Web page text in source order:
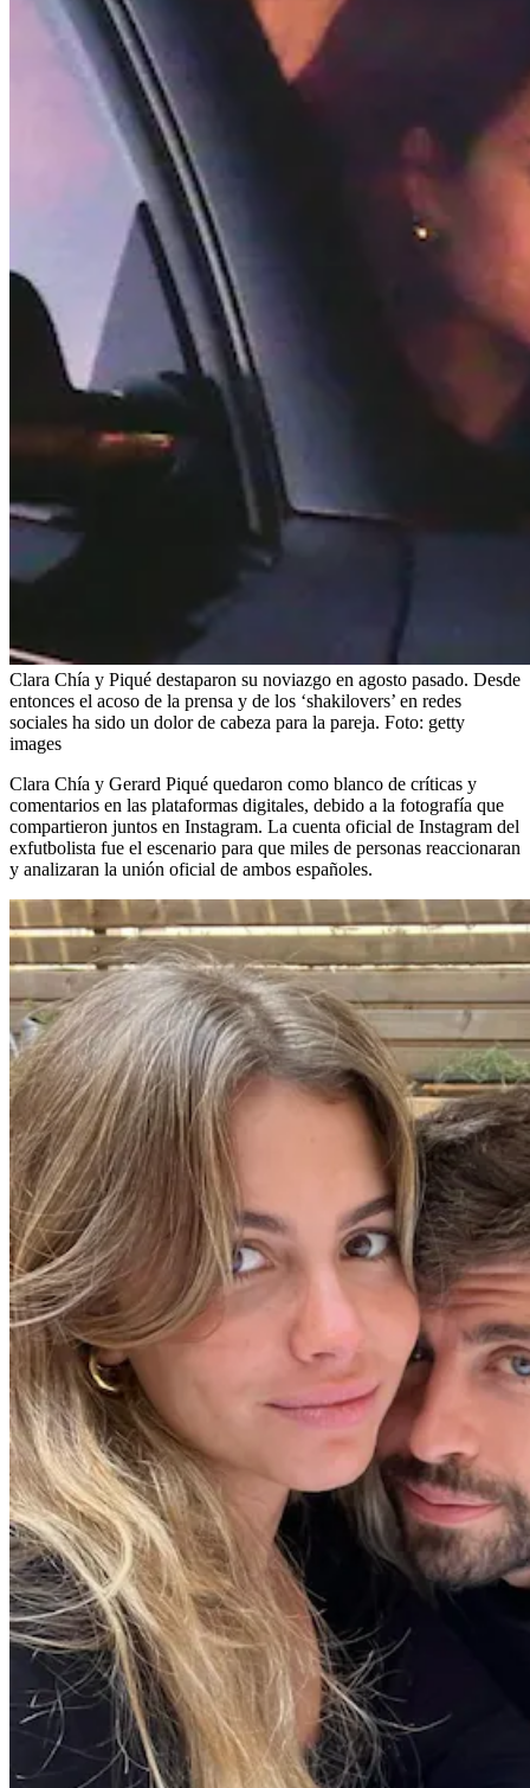
Clara Chía y Piqué destaparon su noviazgo en agosto pasado. Desde
entonces el acoso de la prensa y de los ‘shakilovers’ en redes
sociales ha sido un dolor de cabeza para la pareja. Foto: getty
images
Clara Chía y Gerard Piqué quedaron como blanco de críticas y
comentarios en las plataformas digitales, debido a la fotografía que
compartieron juntos en Instagram. La cuenta oficial de Instagram del
exfutbolista fue el escenario para que miles de personas reaccionaran
y analizaran la unión oficial de ambos españoles.